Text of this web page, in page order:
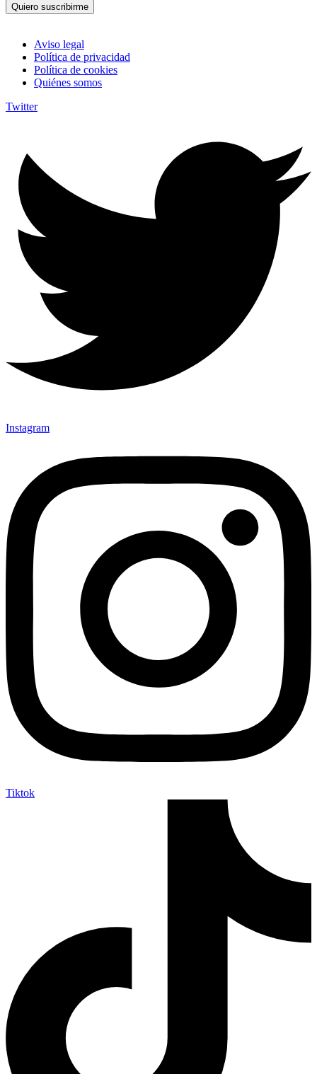
Quiero suscribirme
Aviso legal
Política de privacidad
Política de cookies
Quiénes somos
Twitter
Instagram
Tiktok